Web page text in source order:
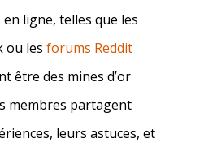
ligne, telles que les
ou les forums Reddit
être des mines d’or
membres partagent
leurs astuces, et